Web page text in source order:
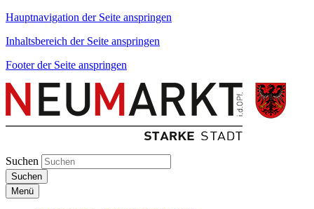
Hauptnavigation der Seite anspringen
Inhaltsbereich der Seite anspringen
Footer der Seite anspringen
Suchen
Suchen
Menü